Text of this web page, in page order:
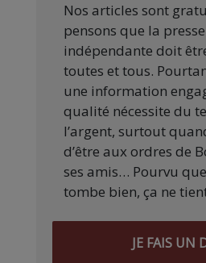
Nos articles sont
pensons que la presse
indépendante doit
toutes et tous.
une information
qualité nécessite du
l’argent, surtout
d’être aux ordres de
ses amis… Pourvu
tombe bien, ça ne
JE FAIS UN